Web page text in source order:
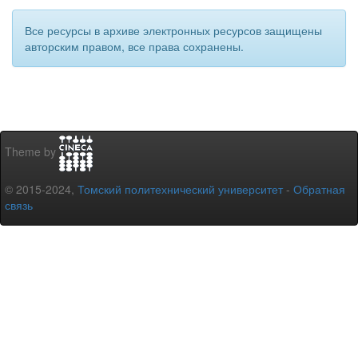
Все ресурсы в архиве электронных ресурсов защищены
авторским правом, все права сохранены.
Theme by
© 2015-2024, Томский политехнический университет - Обратная
связь